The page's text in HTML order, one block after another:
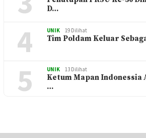
D…
4 UNIK 19 Dilihat
Tim Poldam Keluar
5 UNIK 13 Dilihat
Ketum Mapan Indonessia
…